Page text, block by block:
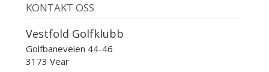
KONTAKT OSS
Vestfold Golfklubb
Golfbaneveien 44-46
3173 Vear